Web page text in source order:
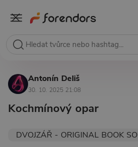
Antonín Deliš
30. 10. 2025 21:08
Kochmínový opar
DVOJZÁŘ - ORIGINAL BOOK